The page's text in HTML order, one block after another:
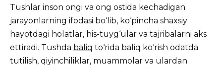
Tushlar inson ongi va ong ostida kechadigan
jarayonlarning ifodasi bo‘lib, ko‘pincha shaxsiy
hayotdagi holatlar, his-tuyg‘ular va tajribalarni aks
ettiradi. Tushda baliq to‘rida baliq ko‘rish odatda
tutilish, qiyinchiliklar, muammolar va ulardan